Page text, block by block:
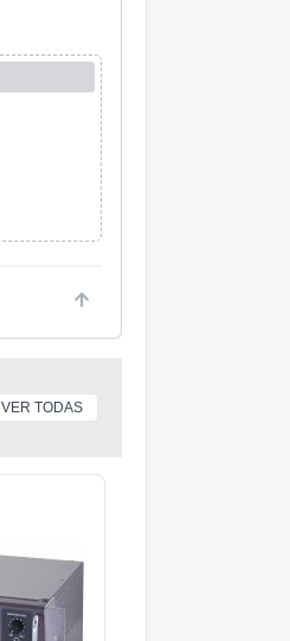
VER TODAS